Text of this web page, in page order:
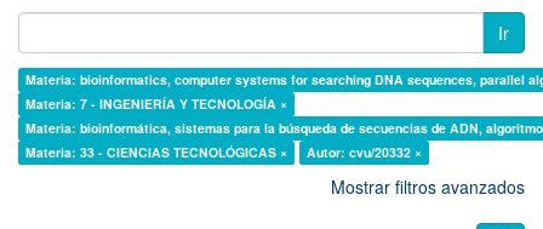
Ir
Materia: bioinformatics, computer systems for searching DNA sequences, parallel
Materia: 7 - INGENIERÍA Y TECNOLOGÍA ×
Materia: bioinformática, sistemas para la búsqueda de secuencias de ADN,
Materia: 33 - CIENCIAS TECNOLÓGICAS ×
Autor: cvu/20332 ×
Mostrar filtros avanzados